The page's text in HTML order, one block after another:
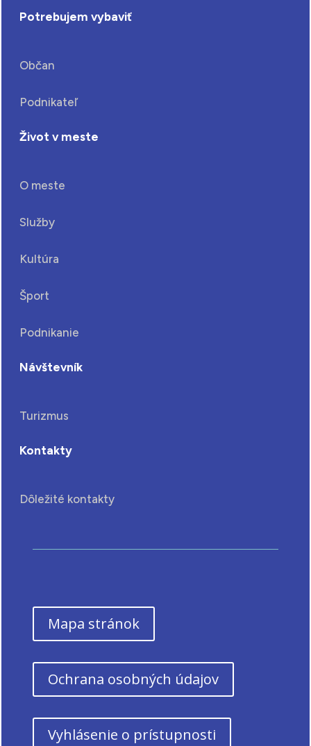
Potrebujem vybaviť
Občan
Podnikateľ
Život v meste
O meste
Služby
Kultúra
Šport
Podnikanie
Návštevník
Turizmus
Kontakty
Dôležité kontakty
Mapa stránok
Ochrana osobných údajov
Vyhlásenie o prístupnosti